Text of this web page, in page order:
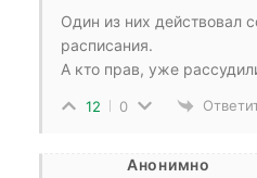
Один из них действовал
расписания.
А кто прав, уже
12 0
Анонимно